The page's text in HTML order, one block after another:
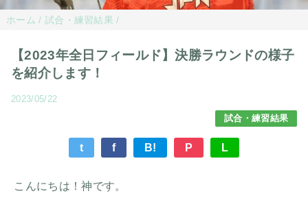
ホーム / 試合・練習結果 /
【2023年全日フィールド】決勝ラウンドの様子
を紹介します！
2023/05/22
試合・練習結果
t f B! P L
こんにちは！神です。